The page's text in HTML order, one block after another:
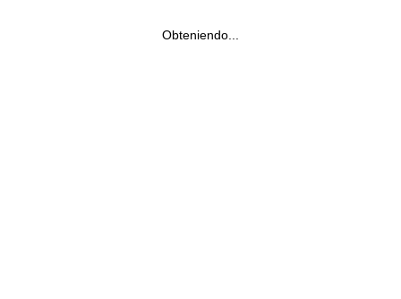
Obteniendo...